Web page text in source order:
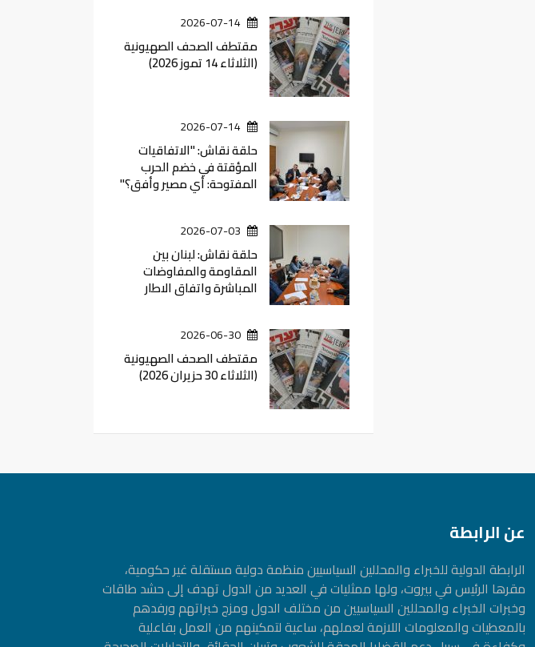
2026-07-14
مقتطف الصحف الصهيونية
(الثلاثاء 14 تموز 2026)
2026-07-14
حلقة نقاش: "الاتفاقيات
المؤقتة في خضم الحرب
المفتوحة: أي مصير وأفق؟"
2026-07-03
حلقة نقاش: لبنان بين
المقاومة والمفاوضات
المباشرة واتفاق الاطار
2026-06-30
مقتطف الصحف الصهيونية
(الثلاثاء 30 حزيران 2026)
عن الرابطة
الرابطة الدولیة للخبراء والمحللین السیاسیین منظمة دولیة مستقلة غیر حكومیة،
مقرها الرئيس في بيروت، ولها ممثليات في العديد من الدول تهدف إلى حشد طاقات
وخبرات الخبراء والمحللين السياسيين من مختلف الدول ومزج خبراتهم ورفدهم
بالمعطيات والمعلومات اللازمة لعملهم، ساعية لتمكينهم من العمل بفاعلية